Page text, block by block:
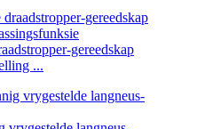
gereedskap
...